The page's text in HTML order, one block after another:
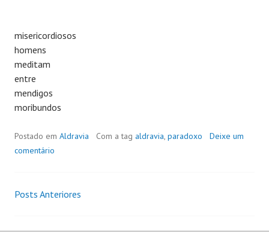
misericordiosos
homens
meditam
entre
mendigos
moribundos
Postado em Aldravia Com a tag aldravia, paradoxo
Deixe um
comentário
Navegação
de
Posts Anteriores